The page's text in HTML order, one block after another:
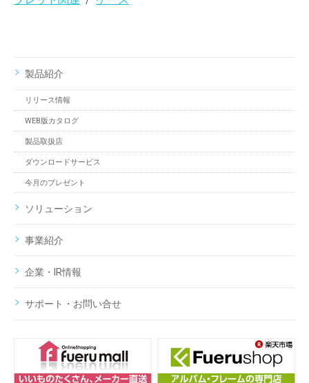
製品紹介
リリース情報
WEB版カタログ
製品取扱店
ダウンロードサービス
今月のプレゼント
ソリューション
事業紹介
企業・IR情報
サポート・お問い合せ